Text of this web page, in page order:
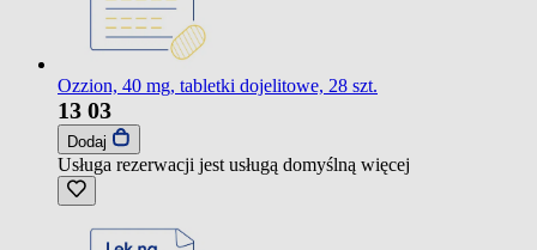
Ozzion, 40 mg, tabletki dojelitowe, 28 szt.
13 03
Dodaj
Usługa rezerwacji jest usługą domyślną więcej